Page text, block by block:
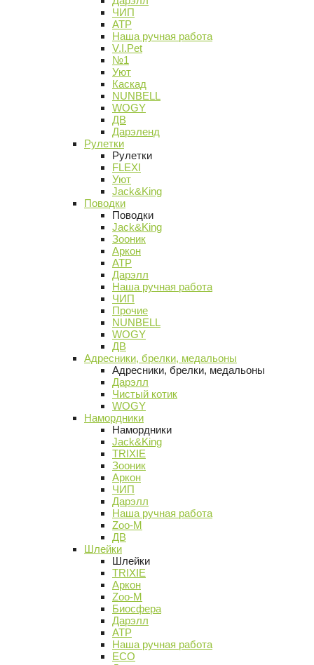
ЧИП
АТР
Наша ручная работа
V.I.Pet
№1
Уют
Каскад
NUNBELL
WOGY
ДВ
Дарэленд
Рулетки
Рулетки
FLEXI
Уют
Jack&King
Поводки
Поводки
Jack&King
Зооник
Аркон
АТР
Дарэлл
Наша ручная работа
ЧИП
Прочие
NUNBELL
WOGY
ДВ
Адресники, брелки, медальоны
Адресники, брелки, медальоны
Дарэлл
Чистый котик
WOGY
Намордники
Намордники
Jack&King
TRIXIE
Зооник
Аркон
ЧИП
Дарэлл
Наша ручная работа
Zoo-M
ДВ
Шлейки
Шлейки
TRIXIE
Аркон
Zoo-M
Биосфера
Дарэлл
АТР
Наша ручная работа
ECO